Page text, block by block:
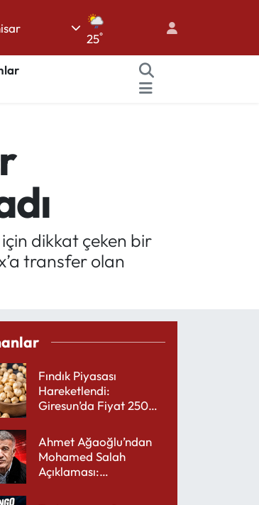
25°
dikkat çeken bir
transfer olan
Fındık Piyasası
Hareketlendi:
Giresun’da Fiyat 250
Ahmet Ağaoğlu’ndan
Mohamed Salah
Açıklaması: